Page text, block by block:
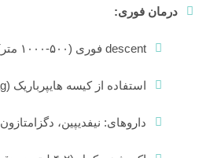
درمان فوری:
descent فوری (۵۰۰-۱۰۰۰ متر)
استفاده از کیسه هایپرباریک (Gamow bag)
داروهای: نیفدیپین، دگزامتازون